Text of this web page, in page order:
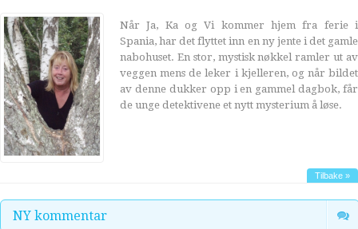
Når Ja, Ka og Vi kommer hjem fra ferie i
Spania, har det flyttet inn en ny jente i det gamle
nabohuset. En stor, mystisk nøkkel ramler ut av
veggen mens de leker i kjelleren, og når bildet
av denne dukker opp i en gammel dagbok, får
de unge detektivene et nytt mysterium å løse.
Tilbake »
NY kommentar